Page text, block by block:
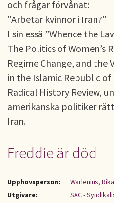
och frågar förvånat:
"Arbetar kvinnor i Iran?"
I sin essä ”Whence the
The Politics of Women’s
Regime Change, and the
in the Islamic Republic of
Radical History Review,
amerikanska politiker
Iran.
Freddie är död
Upphovsperson:
Warlenius,
Utgivare:
SAC -